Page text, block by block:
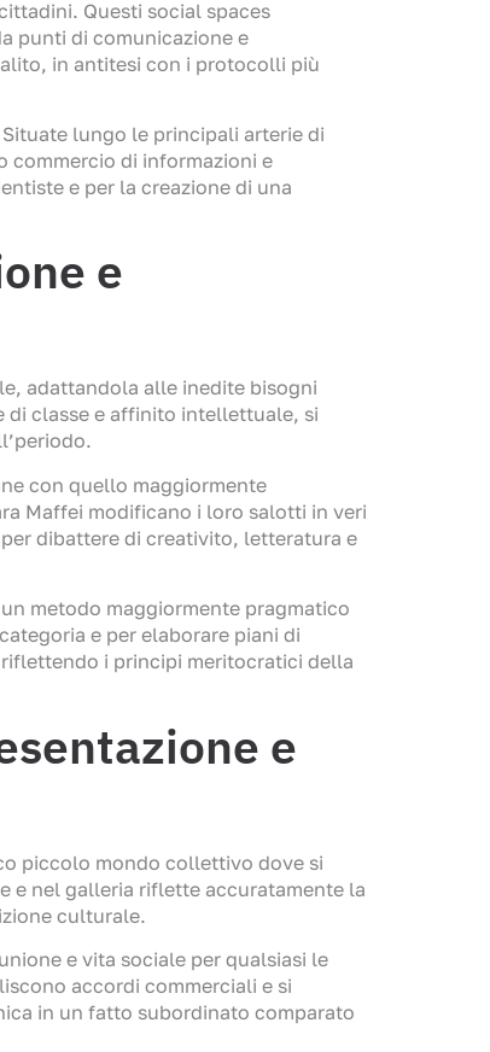
Questi social spaces
punti di comunicazione e
in antitesi con i protocolli più
lungo le principali arterie di
commercio di informazioni e
e per la creazione di una
e
adattandola alle inedite bisogni
di classe e affinito intellettuale, si
con quello maggiormente
Maffei modificano i loro salotti in veri
dibattere di creativito, letteratura e
metodo maggiormente pragmatico
e per elaborare piani di
i principi meritocratici della
e
piccolo mondo collettivo dove si
e nel galleria riflette accuratamente la
culturale.
e vita sociale per qualsiasi le
accordi commerciali e si
in un fatto subordinato comparato